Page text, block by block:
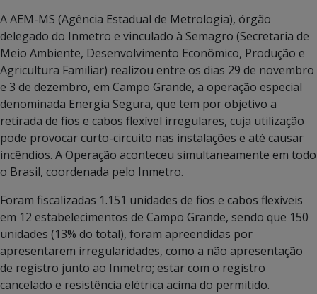
A AEM-MS (Agência Estadual de Metrologia), órgão
delegado do Inmetro e vinculado à Semagro (Secretaria de
Meio Ambiente, Desenvolvimento Econômico, Produção e
Agricultura Familiar) realizou entre os dias 29 de novembro
e 3 de dezembro, em Campo Grande, a operação especial
denominada Energia Segura, que tem por objetivo a
retirada de fios e cabos flexível irregulares, cuja utilização
pode provocar curto-circuito nas instalações e até causar
incêndios. A Operação aconteceu simultaneamente em todo
o Brasil, coordenada pelo Inmetro.
Foram fiscalizadas 1.151 unidades de fios e cabos flexíveis
em 12 estabelecimentos de Campo Grande, sendo que 150
unidades (13% do total), foram apreendidas por
apresentarem irregularidades, como a não apresentação
de registro junto ao Inmetro; estar com o registro
cancelado e resistência elétrica acima do permitido.